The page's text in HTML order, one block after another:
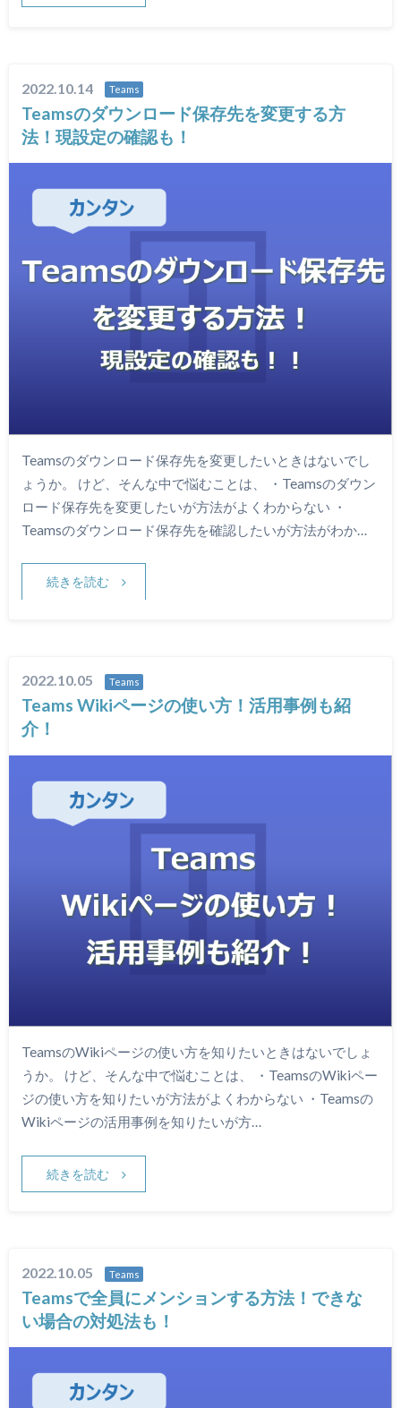
2022.10.14 Teams
Teamsのダウンロード保存先を変更する方
法！現設定の確認も！
Teamsのダウンロード保存先を変更したいときはないでし
ょうか。 けど、そんな中で悩むことは、 ・Teamsのダウン
ロード保存先を変更したいが方法がよくわからない ・
Teamsのダウンロード保存先を確認したいが方法がわか…
続きを読む
2022.10.05 Teams
Teams Wikiページの使い方！活用事例も紹
介！
TeamsのWikiページの使い方を知りたいときはないでしょ
うか。 けど、そんな中で悩むことは、 ・TeamsのWikiペー
ジの使い方を知りたいが方法がよくわからない ・Teamsの
Wikiページの活用事例を知りたいが方…
続きを読む
2022.10.05 Teams
Teamsで全員にメンションする方法！できな
い場合の対処法も！